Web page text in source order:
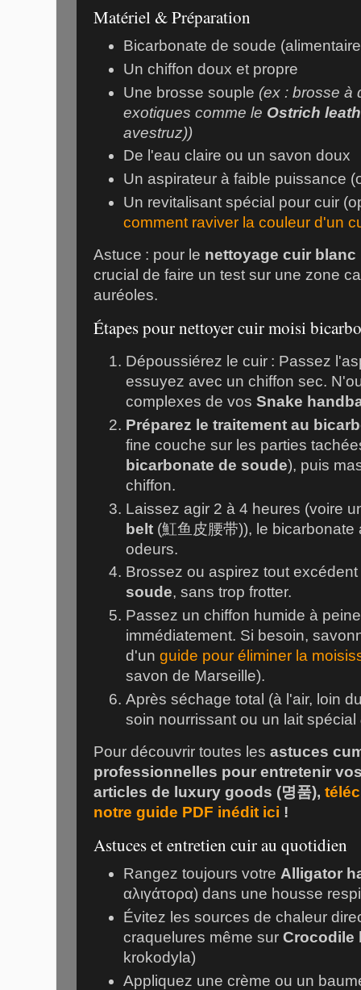
Matériel & Préparation
Bicarbonate de soude
Un chiffon doux et propre
Une brosse souple (ex : brosse à
exotiques comme le Ostrich
avestruz))
De l'eau claire ou un savon doux
Un aspirateur à faible puissance
Un revitalisant spécial pour cuir
comment raviver la couleur d'un
Astuce : pour le nettoyage cuir blanc
crucial de faire un test sur une zone
auréoles.
Étapes pour nettoyer cuir moisi
Dépoussiérez le cuir : Passez
essuyez avec un chiffon sec.
complexes de vos Snake
Préparez le traitement au
fine couche sur les parties
bicarbonate de soude), puis
chiffon.
Laissez agir 2 à 4 heures (voire
belt (魟鱼皮腰带)), le bicarbonate
odeurs.
Brossez ou aspirez tout
soude, sans trop frotter.
Passez un chiffon humide à
immédiatement. Si besoin,
d'un guide pour éliminer la
savon de Marseille).
Après séchage total (à l'air, loin
soin nourrissant ou un lait spécial
Pour découvrir toutes les astuces
professionnelles pour entretenir
articles de luxury goods (명품),
notre guide PDF inédit ici !
Astuces et entretien cuir au quotidien
Rangez toujours votreAlligator
αλιγάτορα) dans une housse
Évitez les sources de chaleur
craquelures même surCrocodile
krokodyla)
Appliquez une crème ou un